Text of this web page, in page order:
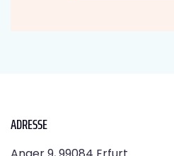
ADRESSE